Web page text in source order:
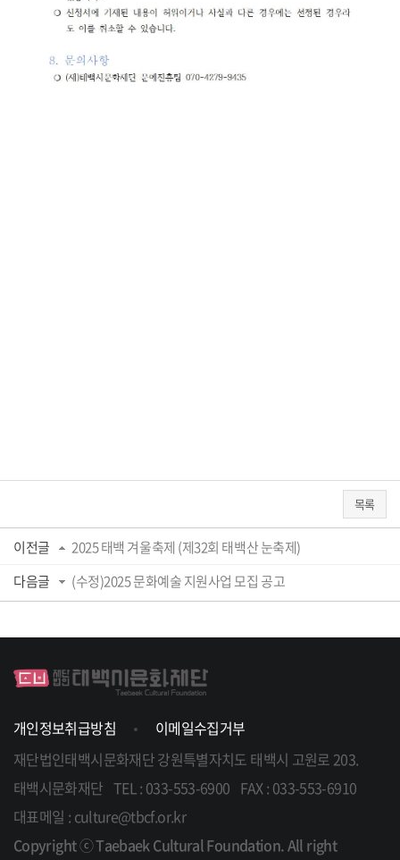
목록
이전글
2025 태백 겨울축제 (제32회 태백산 눈축제)
다음글
(수정)2025 문화예술 지원사업 모집 공고
개인정보취급방침
이메일수집거부
재단법인태백시문화재단강원특별자치도 태백시 고원로 203.
태백시문화재단 TEL : 033-553-6900 FAX : 033-553-6910
대표메일 : culture@tbcf.or.kr
Copyright ⓒ Taebaek Cultural Foundation. All right